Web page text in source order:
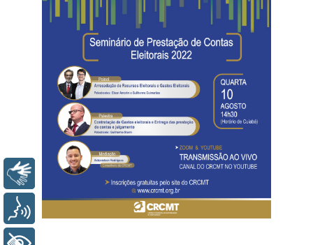
Libras